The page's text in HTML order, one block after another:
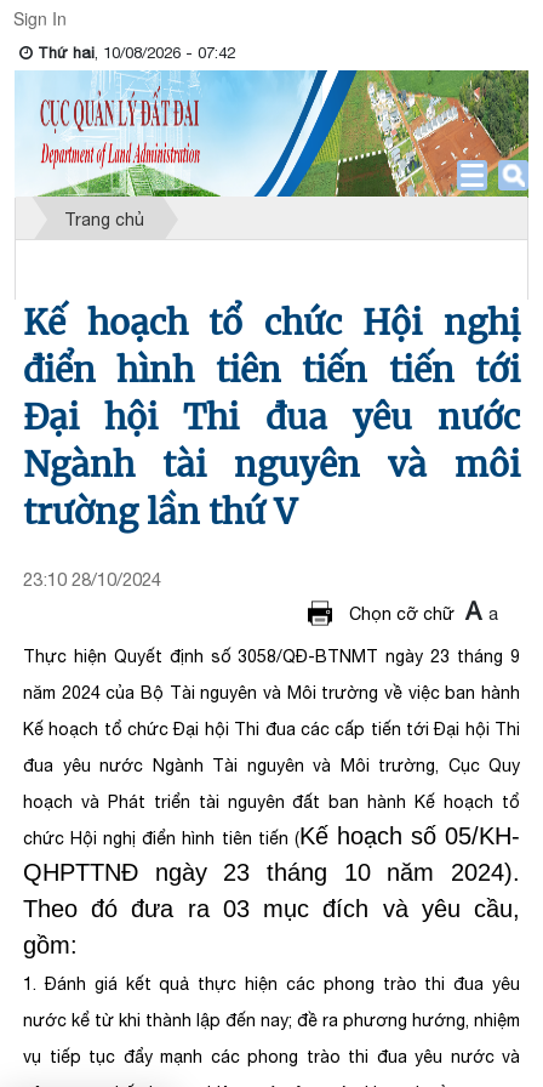
Sign In
Thứ hai, 10/08/2026 - 07:42
Trang chủ
Kế hoạch tổ chức Hội nghị
điển hình tiên tiến tiến tới
Đại hội Thi đua yêu nước
Ngành tài nguyên và môi
trường lần thứ V
23:10 28/10/2024
Chọn cỡ chữ A a
Thực hiện Quyết định số 3058/QĐ-BTNMT ngày 23 tháng 9
năm 2024 của Bộ Tài nguyên và Môi trường về việc ban hành
Kế hoạch tổ chức Đại hội Thi đua các cấp tiến tới Đại hội Thi
đua yêu nước Ngành Tài nguyên và Môi trường, Cục Quy
hoạch và Phát triển tài nguyên đất ban hành Kế hoạch tổ
chức Hội nghị điển hình tiên tiến (Kế hoạch số 05/KH-
QHPTTNĐ ngày 23 tháng 10 năm 2024).
Theo đó đưa ra 03 mục đích và yêu cầu,
gồm:
1. Đánh giá kết quả thực hiện các phong trào thi đua yêu
nước kể từ khi thành lập đến nay; đề ra phương hướng, nhiệm
vụ tiếp tục đẩy mạnh các phong trào thi đua yêu nước và